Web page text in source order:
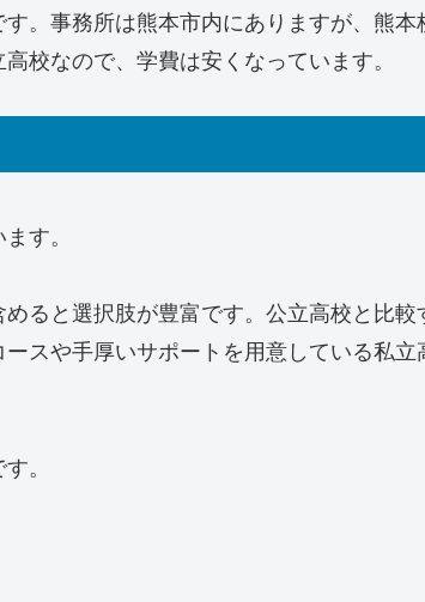
。事務所は熊本市内にありますが、熊本
校なので、学費は安くなっています。
す。
ると選択肢が豊富です。公立高校と比較
スや手厚いサポートを用意している私立
。